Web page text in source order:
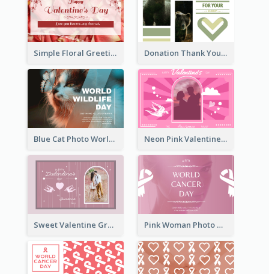
Simple Floral Greeting Card Of Valentine's Day Donation Thank You Card
Blue Cat Photo World Wildlife Day Greeting Card Neon Pink Valentine Greeting Card Design Ideas
Sweet Valentine Greeting Card Design Ideas Pink Woman Photo World Cancer Day Greeting Card